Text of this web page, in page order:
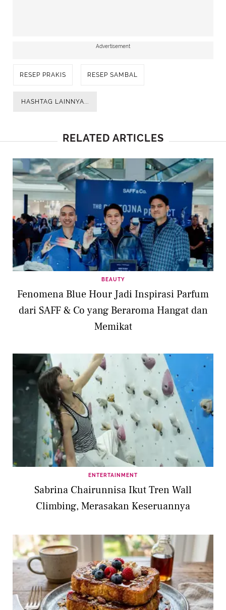
Advertisement
RESEP PRAKIS RESEP SAMBAL
HASHTAG LAINNYA...
RELATED ARTICLES
BEAUTY
Fenomena Blue Hour Jadi Inspirasi Parfum
dari SAFF & Co yang Beraroma Hangat dan
Memikat
ENTERTAINMENT
Sabrina Chairunnisa Ikut Tren Wall
Climbing, Merasakan Keseruannya